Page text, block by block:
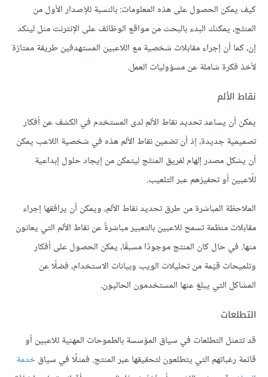
كيف يمكن الحصول على هذه المعلومات: بالنسبة للإصدار الأول من
المنتَج، يمكنك البدء بالبحث من مواقع الوظائف على الإنترنت مثل لينكد
إن، كما أن إجراء مقابلات شخصية مع اللاعبين المستهدفين طريقة ممتازة
لأخذ فكرة شاملة عن مسؤوليات العمل.
نقاط الألم
يمكن أن يساعد تحديد نقاط الألم لدى المستخدم في الكشف عن أفكار
تصميمية جديدة، إذ أن تضمين نقاط الألم هذه في شخصية اللاعب يمكن
أن يشكل مصدر إلهام لفريق المنتَج ليتمكن من إيجاد حلول إبداعية
للّاعبين أو تحفيزهم عبر التلعيب.
الملاحظة المباشرة من طرق تحديد نقاط الألم، ويمكن أن يرافقها إجراء
مقابلات منظمة تسمح للاعبين بالتعبير مباشرةً عن نقاط الألم التي يعانون
منها. في حال كان المنتج موجودًا مسبقًا، يمكن الحصول على أفكار
وتلميحات قيّمة من تحليلات الويب وبيانات الاستخدام، فضلًا عن
المشاكل التي يبلغ عنها المستخدمون الحاليون.
التطلعات
قد تتمثل التطلعات في سياق المؤسسة بالطموحات المهنية للاعبين أو
قائمة رغباتهم التي يتطلعون لتحقيقها عبر المنتج. فمثلًا في سياقخدمة